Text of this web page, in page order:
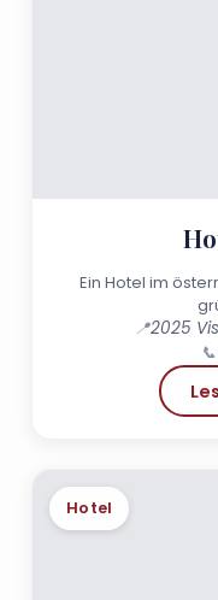
Ein Hotel im
📍2025
📞
Hotel